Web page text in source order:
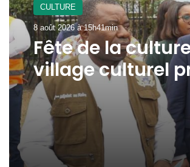
CULTURE
8 août 2026 à 15h41min
Fête de la
village culturel
l’avenue Jean-